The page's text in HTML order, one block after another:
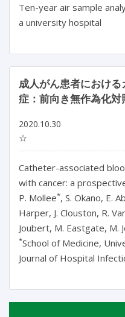
Ten-year air sample
a university hospital
成人がん患者におけ
症：前向き無作為化
2020.10.30
☆
Catheter-associated
with cancer: a
P. Mollee*, S. Okano, E.
Harper, J. Clouston, R.
Joubert, M. Eastgate, M.
*School of Medicine,
Journal of Hospital